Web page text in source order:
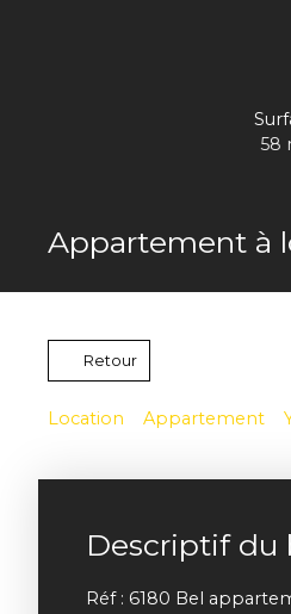
58
Appartement à
Retour
Location Appartement
Descriptif du
Réf : 6180 Bel